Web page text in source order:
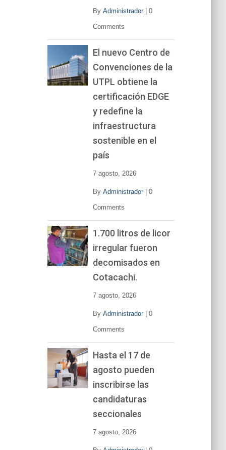
By Administrador| 0
Comments
El nuevo Centro de
Convenciones de la
UTPL obtiene la
certificación EDGE
y redefine la
infraestructura
sostenible en el
país
7 agosto, 2026
By Administrador| 0
Comments
1.700 litros de licor
irregular fueron
decomisados en
Cotacachi.
7 agosto, 2026
By Administrador| 0
Comments
Hasta el 17 de
agosto pueden
inscribirse las
candidaturas
seccionales
7 agosto, 2026